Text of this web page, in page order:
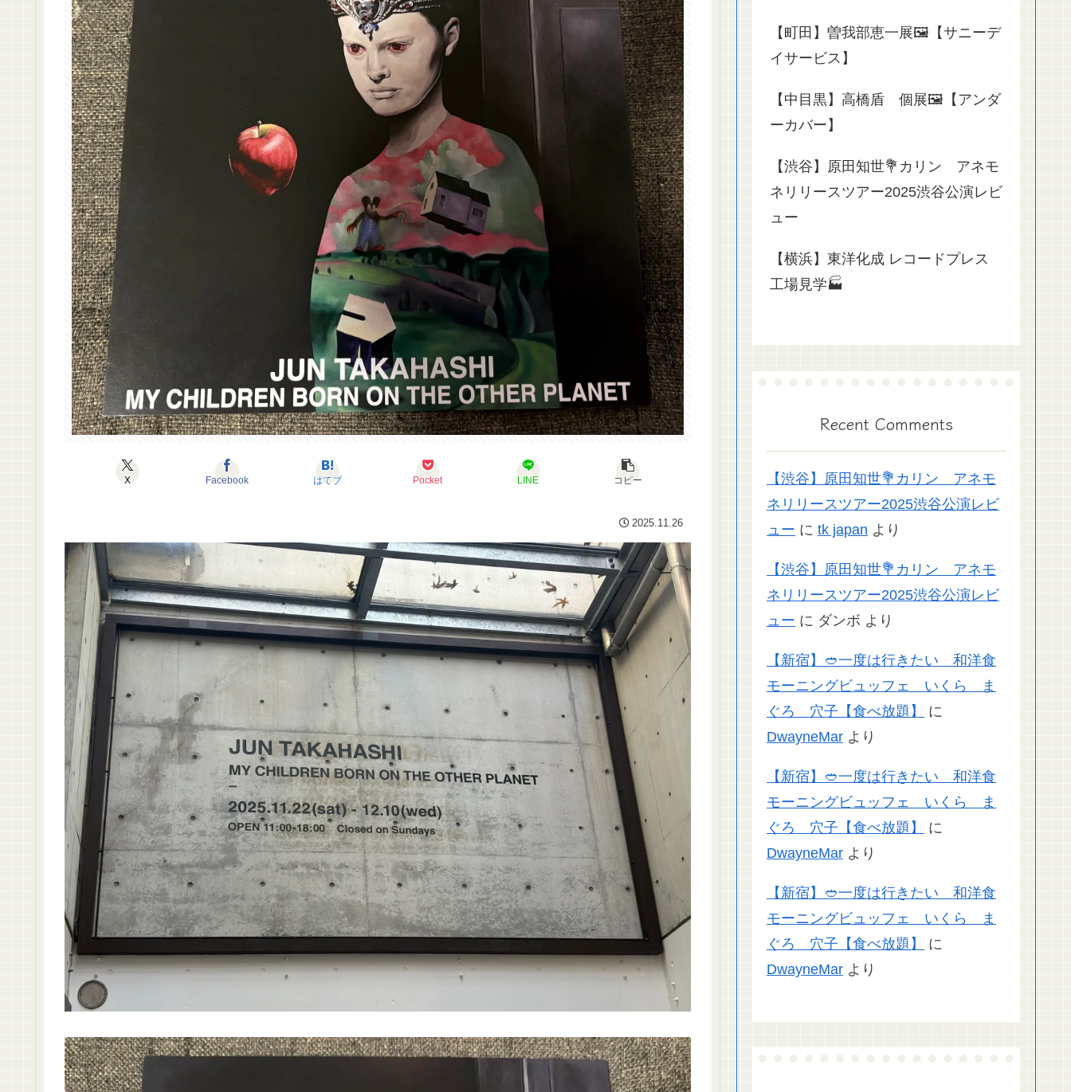
X Facebook はてブ Pocket LINE コピー
2025.11.26
【町田】曽我部恵一展🖼️【サニーデ
イサービス】
【中目黒】高橋盾 個展🖼️【アンダ
ーカバー】
【渋谷】原田知世💐カリン アネモ
ネリリースツアー2025渋谷公演レビ
ュー
【横浜】東洋化成 レコードプレス
工場見学🏭
Recent Comments
【渋谷】原田知世💐カリン アネモ
ネリリースツアー2025渋谷公演レビ
ュー に tk japan より
【渋谷】原田知世💐カリン アネモ
ネリリースツアー2025渋谷公演レビ
ュー に ダンボ より
【新宿】🥙一度は行きたい 和洋食
モーニングビュッフェ いくら ま
ぐろ 穴子【食べ放題】
に
DwayneMar より
【新宿】🥙一度は行きたい 和洋食
モーニングビュッフェ いくら ま
ぐろ 穴子【食べ放題】
に
DwayneMar より
【新宿】🥙一度は行きたい 和洋食
モーニングビュッフェ いくら ま
ぐろ 穴子【食べ放題】
に
DwayneMar より